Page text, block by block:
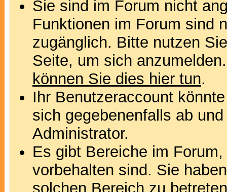
Sie sind im Forum nicht
Funktionen im Forum sind
zugänglich. Bitte nutzen
Seite, um sich
können Sie dies hier tun.
Ihr Benutzeraccount
sich gegebenenfalls ab
Administrator.
Es gibt Bereiche im
vorbehalten sind. Sie
solchen Bereich zu